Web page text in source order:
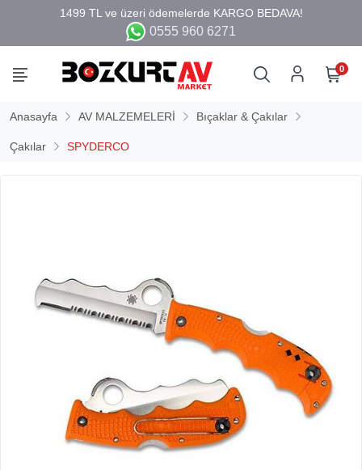
0555 960 6271
0
Anasayfa AV MALZEMELERİ Bıçaklar & Çakılar
Çakılar SPYDERCO